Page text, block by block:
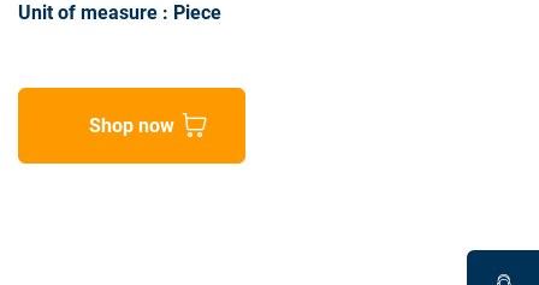
Unit of measure : Piece
Shop now